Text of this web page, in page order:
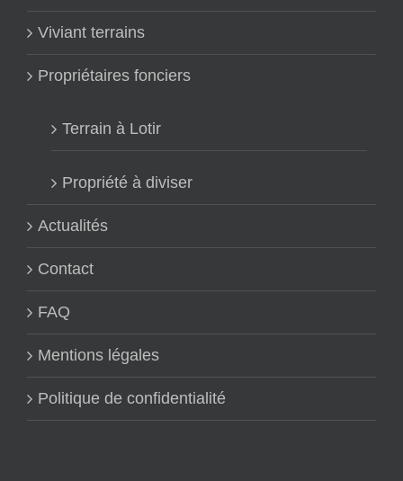
Viviant terrains
Propriétaires fonciers
Terrain à Lotir
Propriété à diviser
Actualités
Contact
FAQ
Mentions légales
Politique de confidentialité